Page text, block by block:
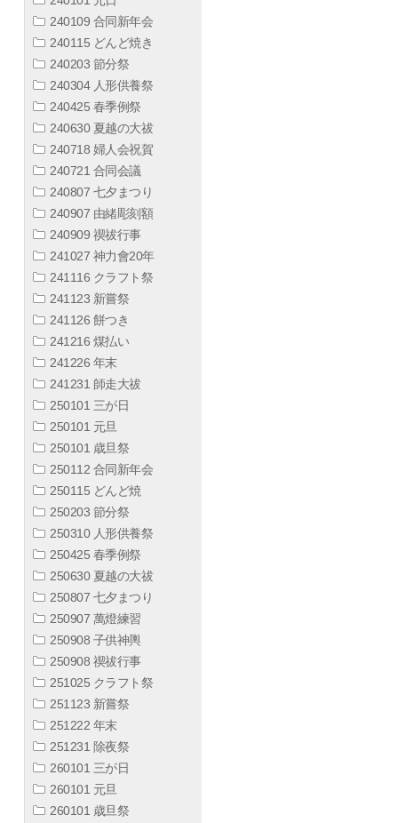
240109 合同新年会
240115 どんど焼き
240203 節分祭
240304 人形供養祭
240425 春季例祭
240630 夏越の大祓
240718 婦人会祝賀
240721 合同会議
240807 七夕まつり
240907 由緒彫刻額
240909 禊祓行事
241027 神力會20年
241116 クラフト祭
241123 新嘗祭
241126 餅つき
241216 煤払い
241226 年末
241231 師走大祓
250101 三が日
250101 元旦
250101 歳旦祭
250112 合同新年会
250115 どんど焼
250203 節分祭
250310 人形供養祭
250425 春季例祭
250630 夏越の大祓
250807 七夕まつり
250907 萬燈練習
250908 子供神輿
250908 禊祓行事
251025 クラフト祭
251123 新嘗祭
251222 年末
251231 除夜祭
260101 三が日
260101 元旦
260101 歳旦祭